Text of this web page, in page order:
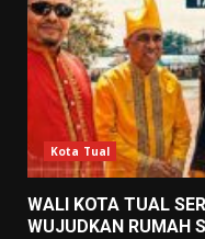
Kota Tual
WALI KOTA TUAL
WUJUDKAN RUMAH